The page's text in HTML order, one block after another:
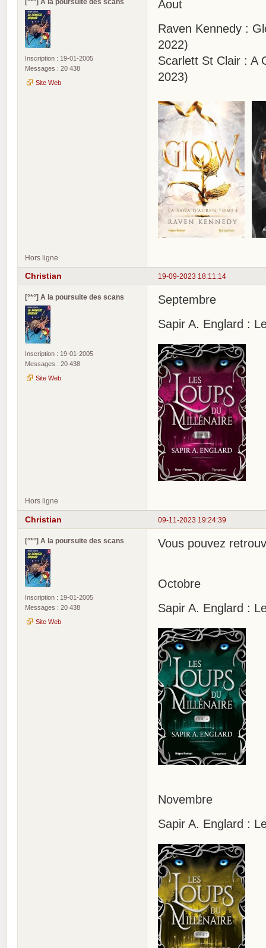
Inscription : 19-01-2005
Messages : 20 438
Site Web
Aout
Raven Kennedy :
2022)
Scarlett St Clair : A
2023)
Hors ligne
19-09-2023 18:11:14
Christian
[°*°] A la poursuite des scans
Inscription : 19-01-2005
Messages : 20 438
Site Web
Septembre
Sapir A. Englard :
Hors ligne
09-11-2023 19:24:39
Christian
[°*°] A la poursuite des scans
Inscription : 19-01-2005
Messages : 20 438
Site Web
Vous pouvez
Octobre
Sapir A. Englard :
Novembre
Sapir A. Englard :